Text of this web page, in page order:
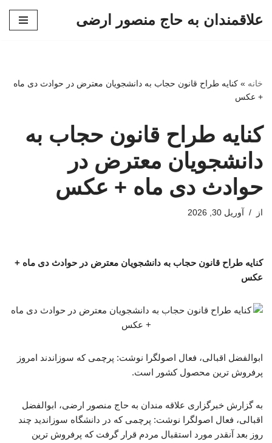
علاقمندان به حاج منصور ارضی
خانه » کنایه طراح قانون حجاب به دانشجویان معترض در حوادث دی ماه
+ عکس
کنایه طراح قانون حجاب به
دانشجویان معترض در
حوادث دی ماه + عکس
از آوریل 30, 2026
کنایه طراح قانون حجاب به دانشجویان معترض در حوادث دی ماه +
عکس
ابوالفضل اقبالی، فعال اصولگرا نوشت: پرچمی که سوزاندند امروز
پرفروش ترین محصول کشور است.
به گزارش خبرگزاری علاقه مندان به حاج منصور ارضی، ابوالفضل
اقبالی، فعال اصولگرا نوشت: پرچمی که در دانشگاه سوزاندید چند
روز بعد آنقدر مورد استقبال مردم قرار گرفت که پرفروش ترین